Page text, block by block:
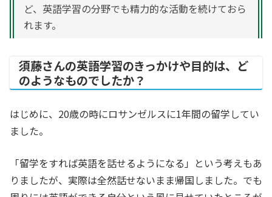
ど、英語学習の分野でも精力的な活動を続けておら
れます。
須藤さんの英語学習のきっかけや目的は、ど
のようなものでしたか？
はじめに、20歳の時にロサンゼルスに1年間の留学してい
ました。
「留学をすれば英語を話せるようになる」という考えもあ
りましたが、実際は全然話せないまま帰国しました。でも